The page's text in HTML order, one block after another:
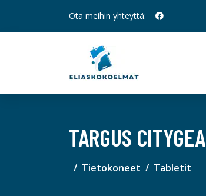
Ota meihin yhteyttä:
TARGUS
Tietokoneet Tabletit